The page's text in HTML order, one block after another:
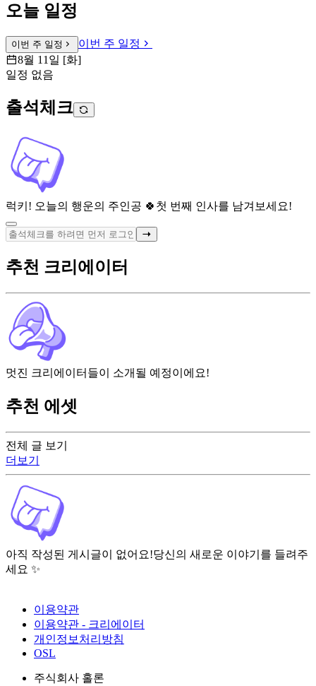
오늘 일정
이번 주 일정
이번 주 일정
8월 11일 [화]
일정 없음
출석체크
럭키! 오늘의 행운의 주인공 🍀 첫 번째 인사를 남겨보세요!
전체 글 보기
더보기
아직 작성된 게시글이 없어요!당신의 새로운 이야기를 들려주
세요 ✨
추천 크리에이터
멋진 크리에이터들이 소개될 예정이에요!
추천 에셋
이용약관
이용약관 - 크리에이터
개인정보처리방침
OSL
주식회사 홀론